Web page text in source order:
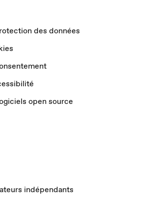
des données
open source
indépendants